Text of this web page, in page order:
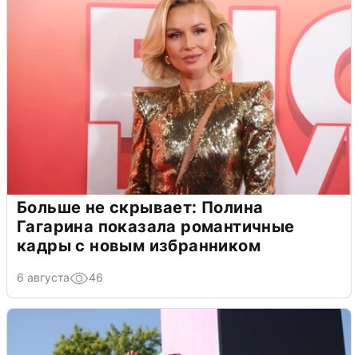
Больше не скрывает: Полина
Гагарина показала романтичные
кадры с новым избранником
6 августа 46